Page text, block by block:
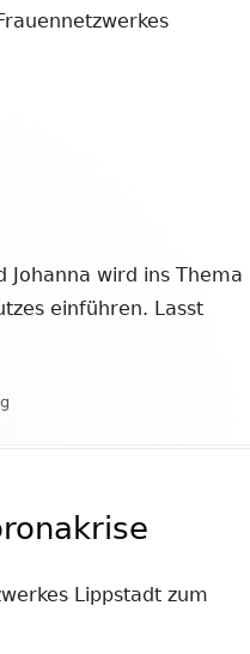
Johanna wird ins Thema
einführen. Lasst
Lippstadt zum